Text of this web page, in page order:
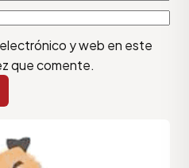
y web en este
que comente.